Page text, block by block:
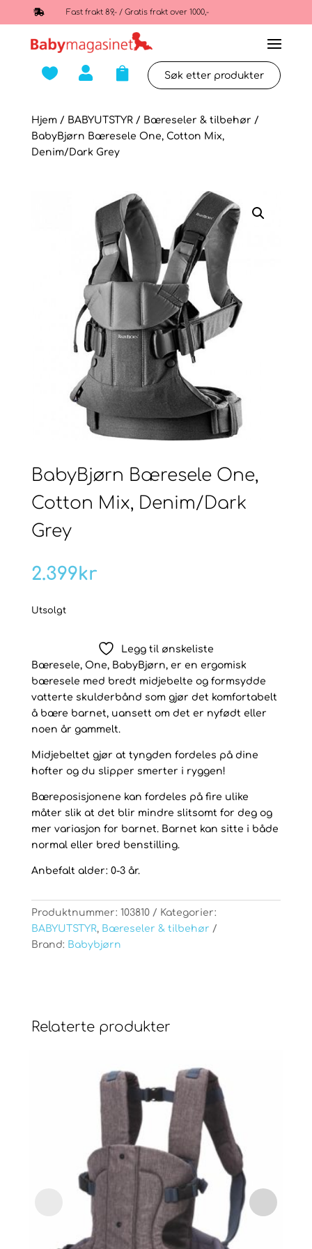
 Fast frakt 89,- / Gratis frakt over 1000,-
  
Hjem/ BABYUTSTYR/ Bæreseler & tilbehør /
BabyBjørn Bæresele One, Cotton Mix,
Denim/Dark Grey
BabyBjørn Bæresele One,
Cotton Mix, Denim/Dark
Grey
2.399kr
Utsolgt
Legg til ønskeliste
Bæresele, One, BabyBjørn, er en ergomisk
bæresele med bredt midjebelte og formsydde
vatterte skulderbånd som gjør det komfortabelt
å bære barnet, uansett om det er nyfødt eller
noen år gammelt.
Midjebeltet gjør at tyngden fordeles på dine
hofter og du slipper smerter i ryggen!
Bæreposisjonene kan fordeles på fire ulike
måter slik at det blir mindre slitsomt for deg og
mer variasjon for barnet. Barnet kan sitte i både
normal eller bred benstilling.
Anbefalt alder: 0-3 år.
Produktnummer: 103810
Kategorier:
BABYUTSTYR, Bæreseler & tilbehør
Brand: Babybjørn
Relaterte produkter